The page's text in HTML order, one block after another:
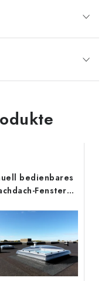
bedienbares
Fenster